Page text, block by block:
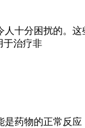
十分困扰的。
于治疗非
药物的正常反